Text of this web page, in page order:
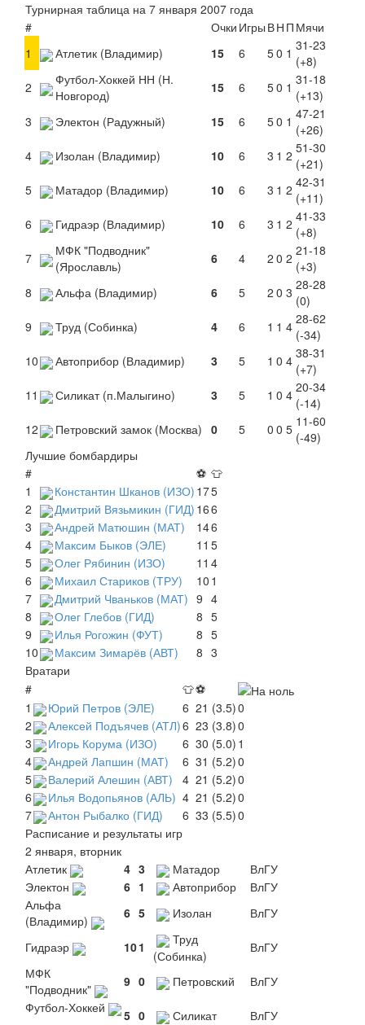
Турнирная таблица на 7 января 2007 года
#
Очки Игры ВН П Мячи
1
Атлетик (Владимир) 15 6 50 1 31-23
(+8)
2
Футбол-Хоккей НН (Н.
Новгород)
15 6 50 1 31-18
(+13)
3
Электон (Радужный) 15 6 50 1 47-21
(+26)
4
Изолан (Владимир) 10 6 3 1 2 51-30
(+21)
5
Матадор (Владимир) 10 6 3 1 2 42-31
(+11)
6
Гидраэр (Владимир) 10 6 3 1 2 41-33
(+8)
7
МФК "Подводник"
(Ярославль)
6 4 2 0 2 21-18
(+3)
8
Альфа (Владимир) 6 5 2 0 3 28-28
(0)
9
Труд (Собинка) 4 6 1 1 4 28-62
(-34)
10
Автоприбор (Владимир) 3 5 1 0 4 38-31
(+7)
11
Силикат (п.Малыгино) 3 5 1 0 4 20-34
(-14)
12
Петровский замок (Москва) 0 5 0 0 5 11-60
(-49)
Лучшие бомбардиры
#
⚽ 👕
1
Константин Шканов (ИЗО) 175
2
Дмитрий Вязьмикин (ГИД) 166
3
Андрей Матюшин (МАТ) 146
4
Максим Быков (ЭЛЕ) 11 5
5
Олег Рябинин (ИЗО) 11 4
6
Михаил Стариков (ТРУ) 10 1
7
Дмитрий Чваньков (МАТ) 9 4
8
Олег Глебов (ГИД) 8 5
9
Илья Рогожин (ФУТ) 8 5
10
Максим Зимарёв (АВТ) 8 3
Вратари
#
👕⚽
1
Юрий Петров (ЭЛЕ) 6 21 (3.5)0
2
Алексей Подъячев (АТЛ)6 23 (3.8)0
3
Игорь Корума (ИЗО) 6 30 (5.0) 1
4
Андрей Лапшин (МАТ) 6 31 (5.2)0
5
Валерий Алешин (АВТ) 4 21 (5.2)0
6
Илья Водопьянов (АЛЬ) 4 21 (5.2)0
7
Антон Рыбалко (ГИД) 6 33 (5.5)0
Расписание и результаты игр
2 января, вторник
Атлетик
4 3 Матадор
ВлГУ
Электон
6 1 Автоприбор
ВлГУ
Альфа
(Владимир)
6 5 Изолан ВлГУ
Гидраэр 101
Труд
(Собинка)
ВлГУ
МФК
"Подводник"
9 0 Петровский
ВлГУ
Футбол-Хоккей
5 0 Силикат
ВлГУ